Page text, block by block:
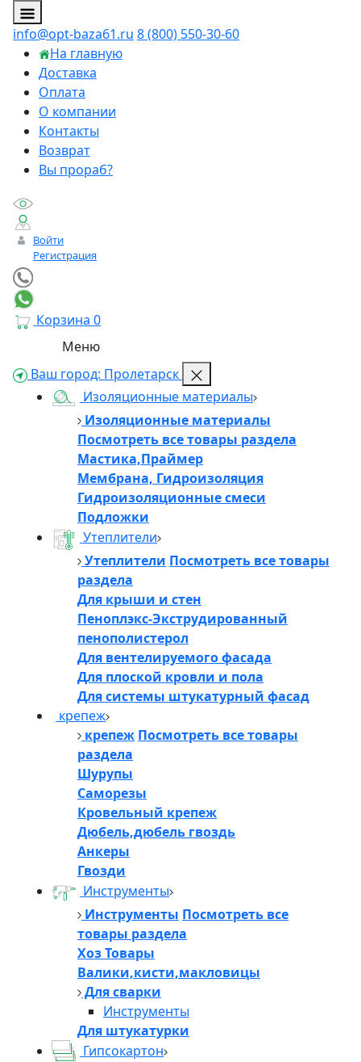
info@opt-baza61.ru 8 (800) 550-30-60
На главную
Доставка
Оплата
О компании
Контакты
Возврат
Вы прораб?
Войти
Регистрация
Корзина 0
Меню
Ваш город: Пролетарск
Изоляционные материалы
Изоляционные материалы
Посмотреть все товары раздела
Мастика,Праймер
Мембрана, Гидроизоляция
Гидроизоляционные смеси
Подложки
Утеплители
Утеплители Посмотреть все товары
раздела
Для крыши и стен
Пеноплэкс-Экструдированный
пенополистерол
Для вентелируемого фасада
Для плоской кровли и пола
Для системы штукатурный фасад
крепеж
крепеж Посмотреть все товары
раздела
Шурупы
Саморезы
Кровельный крепеж
Дюбель,дюбель гвоздь
Анкеры
Гвозди
Инструменты
Инструменты Посмотреть все
товары раздела
Хоз Товары
Валики,кисти,макловицы
Для сварки
Инструменты
Для штукатурки
Гипсокартон